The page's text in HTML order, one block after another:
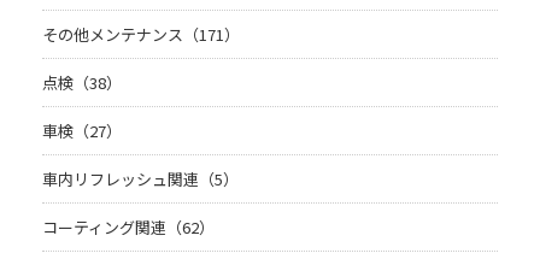
その他メンテナンス（171）
点検（38）
車検（27）
車内リフレッシュ関連（5）
コーティング関連（62）